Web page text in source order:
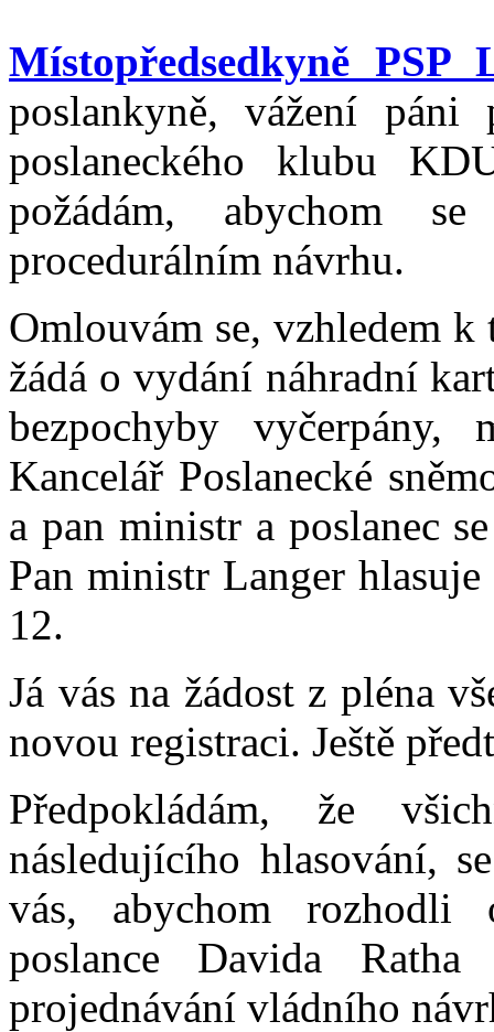
Místopředsedkyně PSP
poslankyně, vážení
poslaneckého klubu
požádám, abychom
procedurálním návrhu.
Omlouvám se, vzhledem
žádá o vydání náhradní
bezpochyby
Kancelář Poslanecké
a pan ministr a poslanec
Pan ministr Langer
12.
Já vás na žádost z pléna
novou registraci. Ještě
Předpokládám, že
následujícího hlasování,
vás, abychom rozhodli
poslance Davida
projednávání vládního